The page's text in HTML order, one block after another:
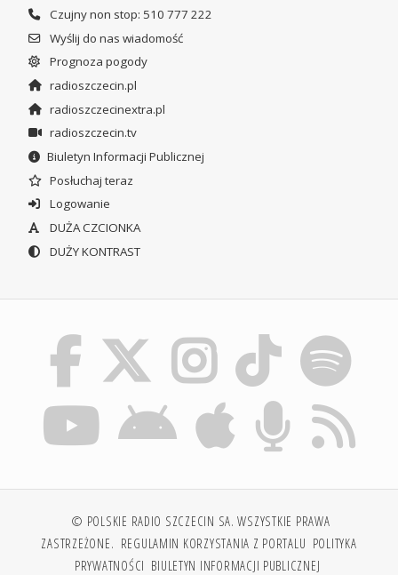
Czujny non stop: 510 777 222
Wyślij do nas wiadomość
Prognoza pogody
radioszczecin.pl
radioszczecinextra.pl
radioszczecin.tv
Biuletyn Informacji Publicznej
Posłuchaj teraz
Logowanie
DUŻA CZCIONKA
DUŻY KONTRAST
© POLSKIE RADIO SZCZECIN SA. WSZYSTKIE PRAWA
ZASTRZEŻONE. REGULAMIN KORZYSTANIA Z PORTALU POLITYKA
PRYWATNOŚCI BIULETYN INFORMACJI PUBLICZNEJ